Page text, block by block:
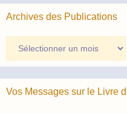
Archives des Publications
des
Publications
Vos Messages sur le Livre